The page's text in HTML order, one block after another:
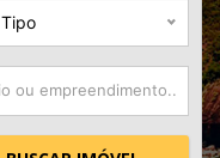
Tipo